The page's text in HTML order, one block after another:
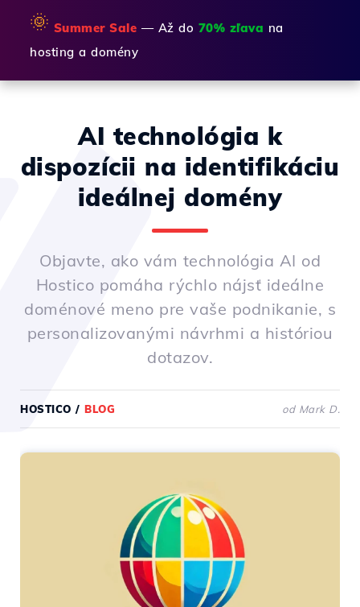
🌞 Summer Sale — Až do 70% zľava na
hosting a domény
AI technológia k
dispozícii na identifikáciu
ideálnej domény
Objavte, ako vám technológia AI od
Hostico pomáha rýchlo nájsť ideálne
doménové meno pre vaše podnikanie, s
personalizovanými návrhmi a históriou
dotazov.
HOSTICO / BLOG od Mark D.